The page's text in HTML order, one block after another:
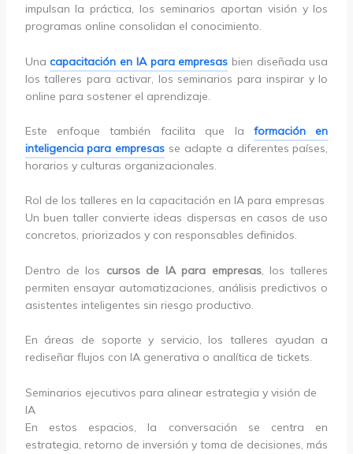
impulsan la práctica, los seminarios aportan visión y los
programas online consolidan el conocimiento.
Unacapacitación en IA para empresas bien diseñada usa
los talleres para activar, los seminarios para inspirar y lo
online para sostener el aprendizaje.
Este enfoque también facilita que laformación en
inteligencia para empresas se adapte a diferentes países,
horarios y culturas organizacionales.
Rol de los talleres en la capacitación en IA para empresas
Un buen taller convierte ideas dispersas en casos de uso
concretos, priorizados y con responsables definidos.
Dentro de los cursos de IA para empresas, los talleres
permiten ensayar automatizaciones, análisis predictivos o
asistentes inteligentes sin riesgo productivo.
En áreas de soporte y servicio, los talleres ayudan a
rediseñar flujos con IA generativa o analítica de tickets.
Seminarios ejecutivos para alinear estrategia y visión de
IA
En estos espacios, la conversación se centra en
estrategia, retorno de inversión y toma de decisiones, más